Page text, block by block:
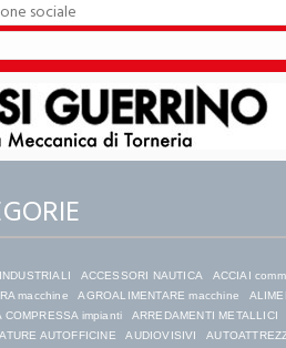
ACCESSORI NAUTICA ACCIAI
macchine AGROALIMENTARE macchine
COMPRESSA impianti ARREDAMENTI METALLICI
AUTOFFICINE AUDIOVISIVI